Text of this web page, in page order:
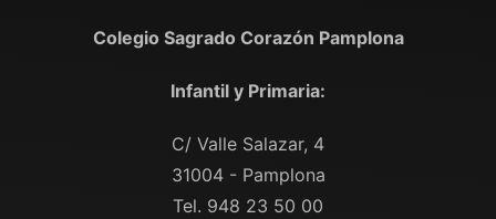
Colegio Sagrado Corazón Pamplona
Infantil y Primaria:
C/ Valle Salazar, 4
31004 - Pamplona
Tel. 948 23 50 00